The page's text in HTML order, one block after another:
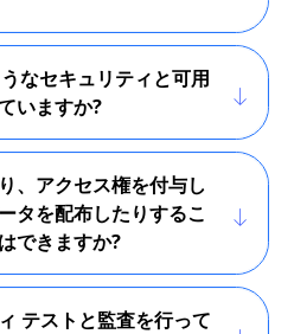
なセキュリティと可用
いますか?
、アクセス権を付与し
タを配布したりするこ
できますか?
テストと監査を行って